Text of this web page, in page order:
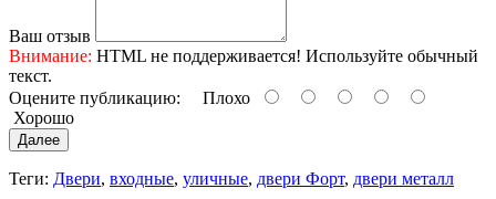
Ваш отзыв
Внимание: HTML не поддерживается! Используйте обычный
текст.
Оцените публикацию:
Плохо
Хорошо
Далее
Теги: Двери, входные, уличные, двери Форт, двери металл